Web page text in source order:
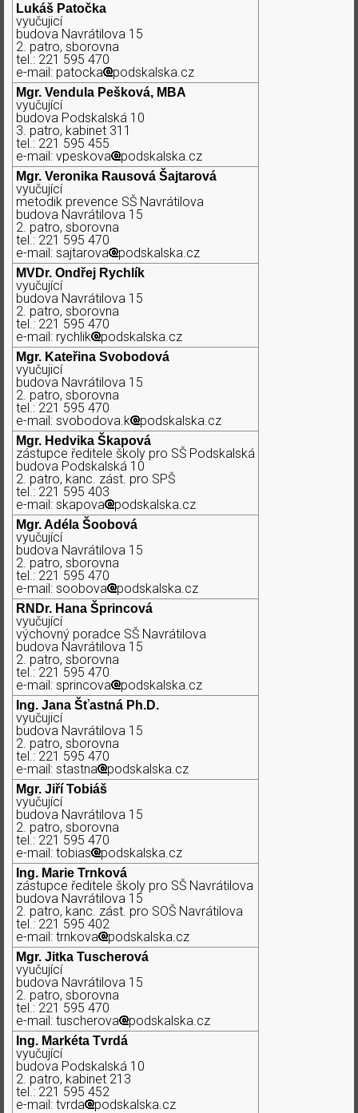
Lukáš Patočka
vyučujicí
budova Navrátilova 15
2. patro, sborovna
tel.: 221 595 470
e-mail: patocka
podskalska.cz
Mgr. Vendula Pešková, MBA
vyučující
budova Podskalská 10
3. patro, kabinet 311
tel.: 221 595 455
e-mail: vpeskova
podskalska.cz
Mgr. Veronika Rausová Šajtarová
vyučující
metodik prevence SŠ Navrátilova
budova Navrátilova 15
2. patro, sborovna
tel.: 221 595 470
e-mail: sajtarova
podskalska.cz
MVDr. Ondřej Rychlík
vyučující
budova Navrátilova 15
2. patro, sborovna
tel.: 221 595 470
e-mail: rychlik
podskalska.cz
Mgr. Kateřina Svobodová
vyučujicí
budova Navrátilova 15
2. patro, sborovna
tel.: 221 595 470
e-mail: svobodova.k
podskalska.cz
Mgr. Hedvika Škapová
zástupce ředitele školy pro SŠ Podskalská
budova Podskalská 10
2. patro, kanc. zást. pro SPŠ
tel.: 221 595 403
e-mail: skapova
podskalska.cz
Mgr. Adéla Šoobová
vyučující
budova Navrátilova 15
2. patro, sborovna
tel.: 221 595 470
e-mail: soobova
podskalska.cz
RNDr. Hana Šprincová
vyučující
výchovný poradce SŠ Navrátilova
budova Navrátilova 15
2. patro, sborovna
tel.: 221 595 470
e-mail: sprincova
podskalska.cz
Ing. Jana Šťastná Ph.D.
vyučujicí
budova Navrátilova 15
2. patro, sborovna
tel.: 221 595 470
e-mail: stastna
podskalska.cz
Mgr. Jiří Tobiáš
vyučující
budova Navrátilova 15
2. patro, sborovna
tel.: 221 595 470
e-mail: tobias
podskalska.cz
Ing. Marie Trnková
zástupce ředitele školy pro SŠ Navrátilova
budova Navrátilova 15
2. patro, kanc. zást. pro SOŠ Navrátilova
tel.: 221 595 402
e-mail: trnkova
podskalska.cz
Mgr. Jitka Tuscherová
vyučující
budova Navrátilova 15
2. patro, sborovna
tel.: 221 595 470
e-mail: tuscherova
podskalska.cz
Ing. Markéta Tvrdá
vyučující
budova Podskalská 10
2. patro, kabinet 213
tel.: 221 595 452
e-mail: tvrda
podskalska.cz